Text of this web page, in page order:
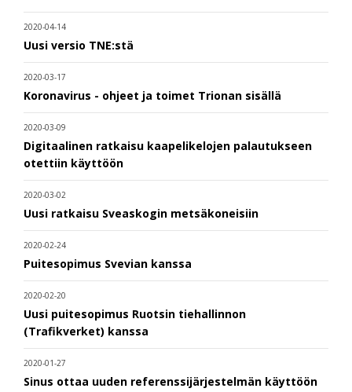
2020-04-14
Uusi versio TNE:stä
2020-03-17
Koronavirus - ohjeet ja toimet Trionan sisällä
2020-03-09
Digitaalinen ratkaisu kaapelikelojen palautukseen
otettiin käyttöön
2020-03-02
Uusi ratkaisu Sveaskogin metsäkoneisiin
2020-02-24
Puitesopimus Svevian kanssa
2020-02-20
Uusi puitesopimus Ruotsin tiehallinnon
(Trafikverket) kanssa
2020-01-27
Sinus ottaa uuden referenssijärjestelmän käyttöön